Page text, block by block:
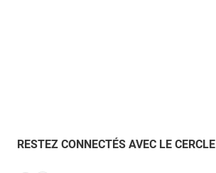
RESTEZ CONNECTÉS AVEC LE CERCLE